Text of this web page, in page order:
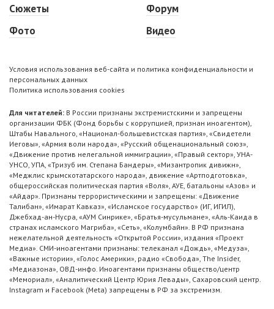
Сюжеты
Фото
Форум
Видео
Условия использования веб-сайта и политика конфиденциальности и
персональных данных
Политика использования cookies
Для читателей: В России признаны экстремистскими и запрещены
организации ФБК (Фонд борьбы с коррупцией, признан иноагентом),
Штабы Навального, «Национал-большевистская партия», «Свидетели
Иеговы», «Армия воли народа», «Русский общенациональный союз»,
«Движение против нелегальной иммиграции», «Правый сектор», УНА-
УНСО, УПА, «Тризуб им. Степана Бандеры», «Мизантропик дивижн»,
«Меджлис крымскотатарского народа», движение «Артподготовка»,
общероссийская политическая партия «Воля», АУЕ, батальоны «Азов» и
«Айдар». Признаны террористическими и запрещены: «Движение
Талибан», «Имарат Кавказ», «Исламское государство» (ИГ, ИГИЛ),
Джебхад-ан-Нусра, «АУМ Синрике», «Братья-мусульмане», «Аль-Каида в
странах исламского Магриба», «Сеть», «Колумбайн». В РФ признана
нежелательной деятельность «Открытой России», издания «Проект
Медиа». СМИ-иноагентами признаны: телеканал «Дождь», «Медуза»,
«Важные истории», «Голос Америки», радио «Свобода», The Insider,
«Медиазона», ОВД-инфо. Иноагентами признаны общество/центр
«Мемориал», «Аналитический Центр Юрия Левады», Сахаровский центр.
Instagram и Facebook (Metа) запрещены в РФ за экстремизм.